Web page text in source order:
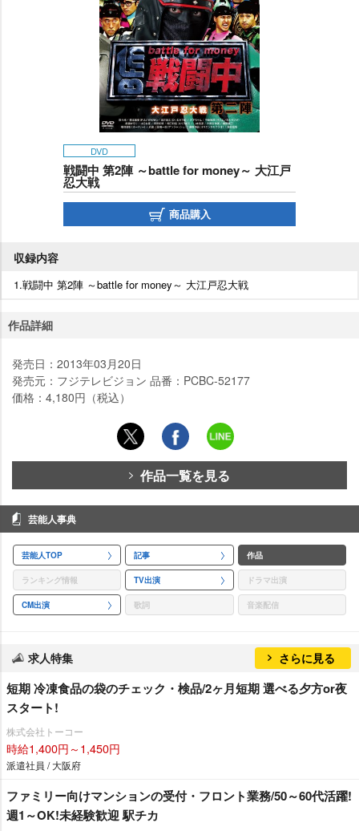
DVD
戦闘中 第2陣 ～battle for money～ 大江戸
忍大戦
商品購入
収録内容
1.戦闘中 第2陣 ～battle for money～ 大江戸忍大戦
作品詳細
発売日：2013年03月20日
発売元：フジテレビジョン 品番：PCBC-52177
価格：4,180円（税込）
作品一覧を見る
芸能人事典
芸能人TOP 記事 作品
ランキング情報 TV出演 ドラマ出演
CM出演 歌詞 音楽配信
求人特集 さらに見る
短期 冷凍食品の袋のチェック・検品/2ヶ月短期 選べる夕方or夜
スタート!
株式会社トーコー
時給1,400円～1,450円
派遣社員 / 大阪府
ファミリー向けマンションの受付・フロント業務/50～60代活躍!
週1～OK!未経験歓迎 駅チカ